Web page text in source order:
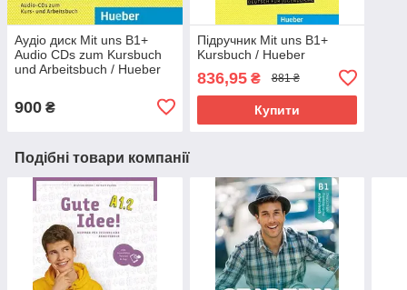
Аудіо диск Mit uns B1+
Audio CDs zum Kursbuch
und Arbeitsbuch / Hueber
900 ₴
Підручник Mit uns B1+
Kursbuch / Hueber
836,95₴ 881 ₴
Купити
Подібні товари компанії